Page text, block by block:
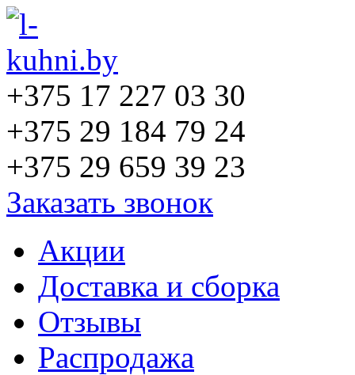
+375 17 227 03 30
+375 29 184 79 24
+375 29 659 39 23
Заказать звонок
Акции
Доставка и сборка
Отзывы
Распродажа